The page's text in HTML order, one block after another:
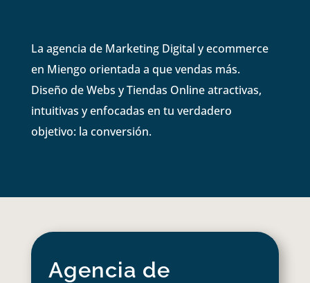
La agencia de Marketing Digital y ecommerce
en Miengo orientada a que vendas más.
Diseño de Webs y Tiendas Online atractivas,
intuitivas y enfocadas en tu verdadero
objetivo: la conversión.
Agencia de